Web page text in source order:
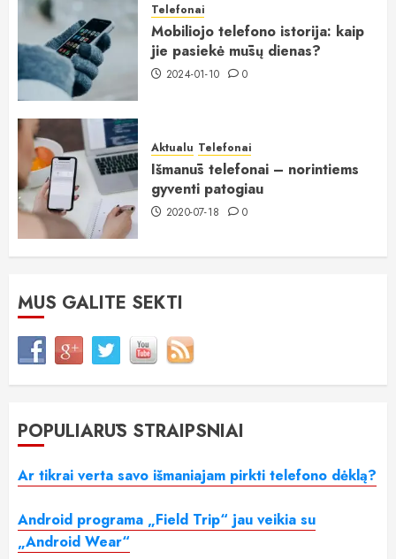
Telefonai
Mobiliojo telefono istorija: kaip
jie pasiekė mūsų dienas?
2024-01-10 0
Aktualu Telefonai
Išmanūs telefonai – norintiems
gyventi patogiau
2020-07-18 0
MUS GALITE SEKTI
POPULIARŪS STRAIPSNIAI
Ar tikrai verta savo išmaniajam pirkti telefono dėklą?
Android programa „Field Trip“ jau veikia su
„Android Wear“